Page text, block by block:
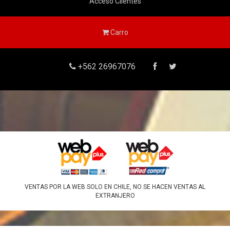
Carro
+562 26967076
VENTAS POR LA WEB SOLO EN CHILE, NO SE HACEN VENTAS AL
EXTRANJERO